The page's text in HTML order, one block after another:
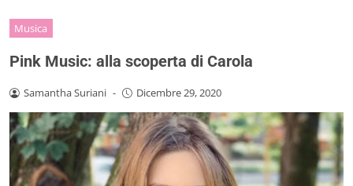
Musica
Pink Music: alla scoperta di Carola
Samantha Suriani - Dicembre 29, 2020